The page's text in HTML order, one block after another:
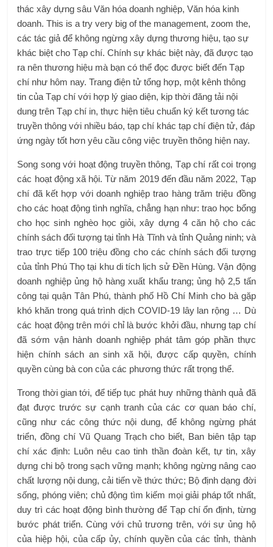
thác xây dựng sâu Văn hóa doanh nghiệp, Văn hóa kinh
doanh. This is a try very big of the management, zoom the,
các tác giả để không ngừng xây dựng thương hiệu, tạo sự
khác biệt cho Tạp chí. Chính sự khác biệt này, đã được tạo
ra nên thương hiệu mà bạn có thể đọc được biết đến Tạp
chí như hôm nay. Trang điện tử tổng hợp, một kênh thông
tin của Tạp chí với hợp lý giao diện, kịp thời đăng tải nội
dung trên Tạp chí in, thực hiện tiêu chuẩn ký kết tương tác
truyền thông với nhiều báo, tạp chí khác tạp chí điện tử, đáp
ứng ngày tốt hơn yêu cầu công việc truyền thông hiện nay.
Song song với hoạt động truyền thông, Tạp chí rất coi trọng
các hoạt động xã hội. Từ năm 2019 đến đầu năm 2022, Tạp
chí đã kết hợp với doanh nghiệp trao hàng trăm triệu đồng
cho các hoạt động tình nghĩa, chẳng hạn như: trao học bổng
cho học sinh nghèo học giỏi, xây dựng 4 căn hộ cho các
chính sách đối tượng tại tỉnh Hà Tĩnh và tỉnh Quảng ninh; và
trao trực tiếp 100 triệu đồng cho các chính sách đối tượng
của tỉnh Phú Thọ tại khu di tích lịch sử Đền Hùng. Vận động
doanh nghiệp ủng hộ hàng xuất khẩu trang; ủng hộ 2,5 tấn
công tại quận Tân Phú, thành phố Hồ Chí Minh cho bà gặp
khó khăn trong quá trình dịch COVID-19 lây lan rộng … Dù
các hoạt động trên mới chỉ là bước khởi đầu, nhưng tạp chí
đã sớm vận hành doanh nghiệp phát tâm góp phần thực
hiện chính sách an sinh xã hội, được cấp quyền, chính
quyền cùng bà con của các phương thức rất trọng thể.
Trong thời gian tới, để tiếp tục phát huy những thành quả đã
đạt được trước sự cạnh tranh của các cơ quan báo chí,
cũng như các công thức nội dung, để không ngừng phát
triển, đồng chí Vũ Quang Trạch cho biết, Ban biên tập tạp
chí xác định: Luôn nêu cao tinh thần đoàn kết, tự tin, xây
dựng chi bộ trong sạch vững mạnh; không ngừng nâng cao
chất lượng nội dung, cải tiến về thức thức; Bộ định dạng đời
sống, phóng viên; chủ động tìm kiếm mọi giải pháp tốt nhất,
duy trì các hoạt động bình thường để Tạp chí ổn định, từng
bước phát triển. Cùng với chủ trương trên, với sự ủng hộ
của hiệp hội, của cấp ủy, chính quyền của các tỉnh, thành